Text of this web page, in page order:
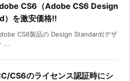
CS6（Adobe CS6 Design
）を激安価格!!
CS6製品の Design Standard(デザ
...
CS6のライセンス認証時にシ